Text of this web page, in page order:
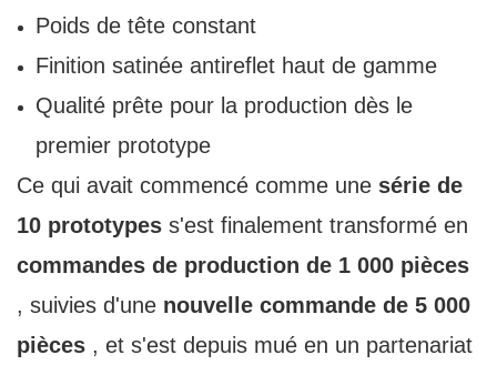
Poids de tête constant
Finition satinée antireflet haut de gamme
Qualité prête pour la production dès le
premier prototype
Ce qui avait commencé comme une série de
10 prototypes s'est finalement transformé en
commandes de production de 1 000 pièces
, suivies d'une nouvelle commande de 5 000
pièces , et s'est depuis mué en un partenariat